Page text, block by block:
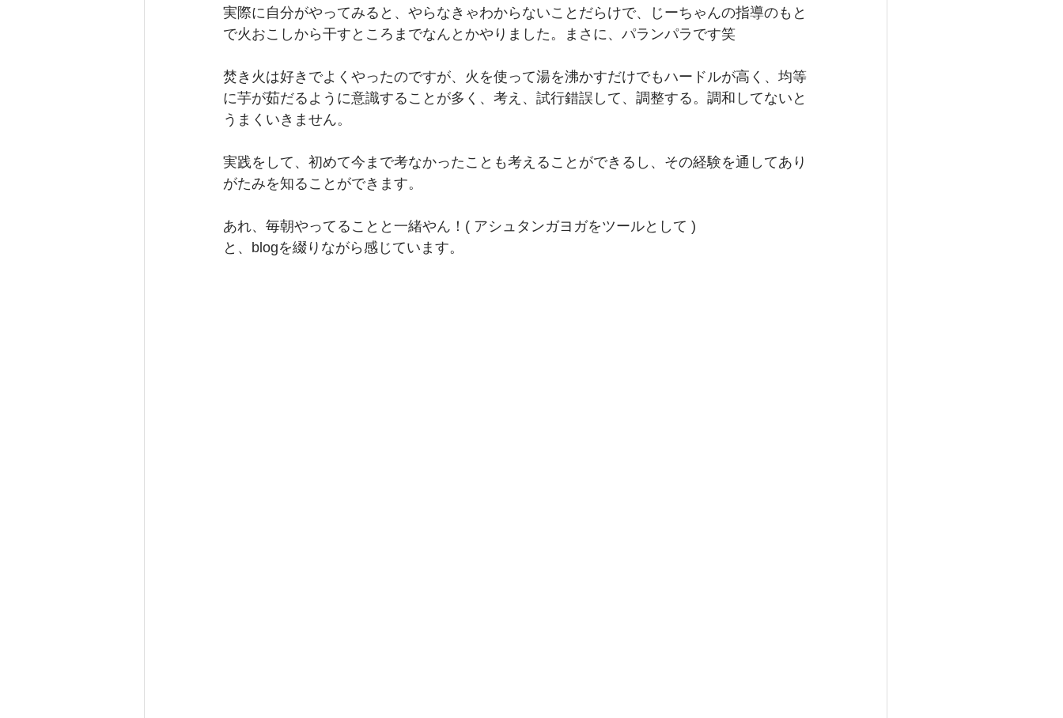
実際に自分がやってみると、やらなきゃわからないことだらけで、じーちゃんの指導のもと
で火おこしから干すところまでなんとかやりました。まさに、パランパラです笑
焚き火は好きでよくやったのですが、火を使って湯を沸かすだけでもハードルが高く、均等
に芋が茹だるように意識することが多く、考え、試行錯誤して、調整する。調和してないと
うまくいきません。
実践をして、初めて今まで考なかったことも考えることができるし、その経験を通してあり
がたみを知ることができます。
あれ、毎朝やってることと一緒やん！( アシュタンガヨガをツールとして )
と、blogを綴りながら感じています。